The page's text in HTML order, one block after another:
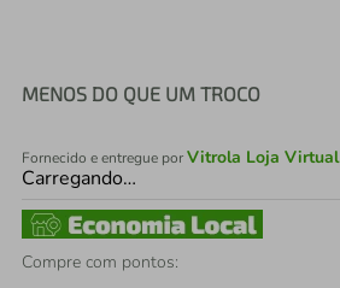
MENOS DO QUE UM TROCO
Fornecido e entregue porVitrola Loja Virtual
Carregando…
Compre com pontos: